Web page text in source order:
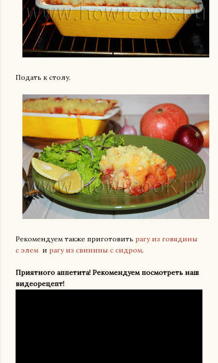
Подать к столу.
Рекомендуем также приготовить рагу из говядины
с элем и рагу из свинины с сидром.
Приятного аппетита! Рекомендуем посмотреть наш
видеорецепт!